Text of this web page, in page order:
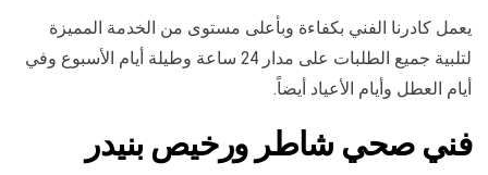
يعمل كادرنا الفني بكفاءة وبأعلى مستوى من الخدمة المميزة
لتلبية جميع الطلبات على مدار 24 ساعة وطيلة أيام الأسبوع وفي
أيام العطل وأيام الأعياد أيضاً.
فني صحي شاطر ورخيص بنيدر